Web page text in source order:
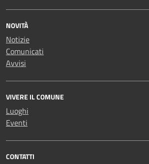
NOVITÀ
Notizie
Comunicati
Avvisi
VIVERE IL COMUNE
Luoghi
Eventi
CONTATTI